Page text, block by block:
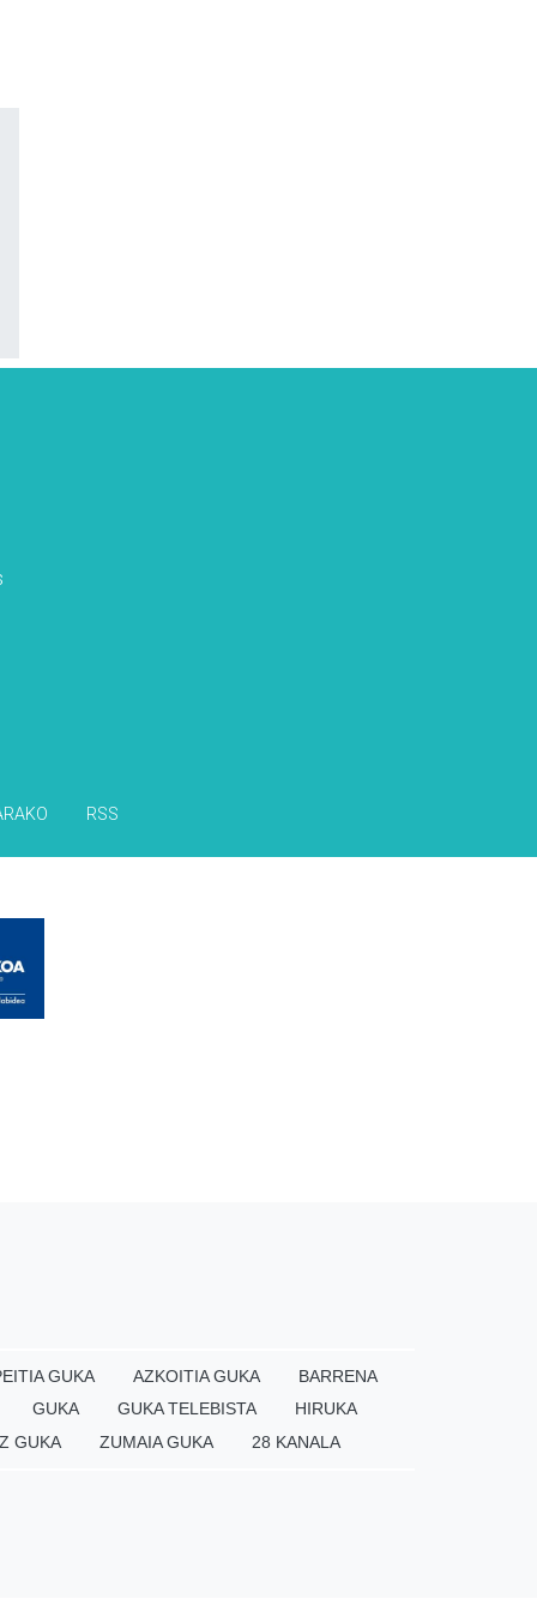
RSS
GUKA AZKOITIA GUKA
BARRENA
GUKA GUKA TELEBISTA
HIRUKA
GUKA ZUMAIA GUKA 28 KANALA